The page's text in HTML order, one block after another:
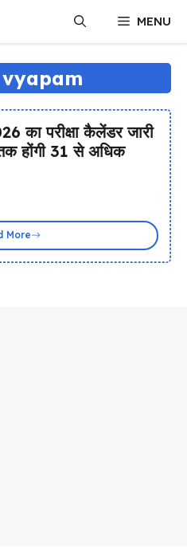
MENU
vyapam
का परीक्षा कैलेंडर जारी
होंगी 31 से अधिक
More